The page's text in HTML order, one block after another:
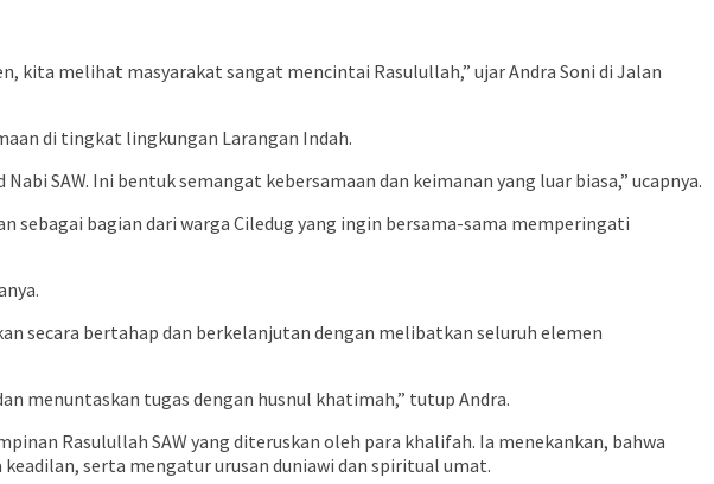
kita melihat masyarakat sangat mencintai Rasulullah,” ujar Andra Soni di Jalan
di tingkat lingkungan Larangan Indah.
SAW. Ini bentuk semangat kebersamaan dan keimanan yang luar biasa,” ucapnya.
sebagai bagian dari warga Ciledug yang ingin bersama-sama memperingati
secara bertahap dan berkelanjutan dengan melibatkan seluruh elemen
menuntaskan tugas dengan husnul khatimah,” tutup Andra.
Rasulullah SAW yang diteruskan oleh para khalifah. Ia menekankan, bahwa
serta mengatur urusan duniawi dan spiritual umat.